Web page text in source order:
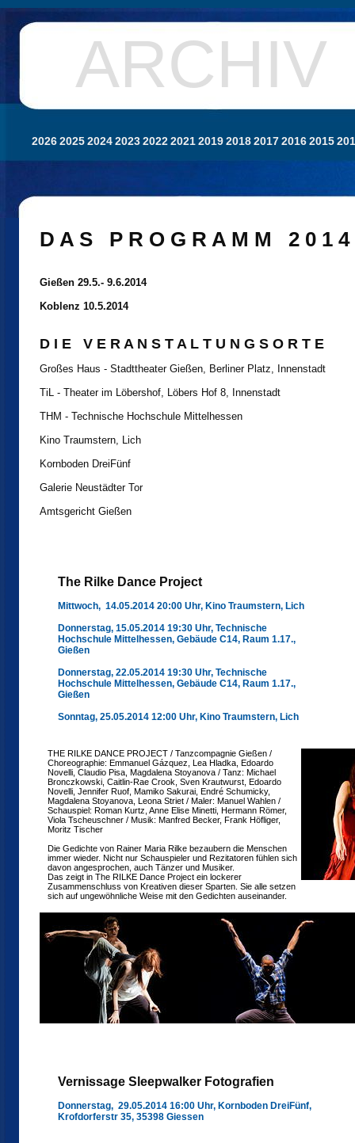
ARCHIV
20262025202420232022202120192018201720162015
D A S P R O G R A M M 2 0 1 4
Gießen 29.5.- 9.6.2014
Koblenz 10.5.2014
D I E V E R A N S T A L T U N G S O R T E
Großes Haus - Stadttheater Gießen, Berliner Platz, Innenstadt
TiL - Theater im Löbershof, Löbers Hof 8, Innenstadt
THM - Technische Hochschule Mittelhessen
Kino Traumstern, Lich
Kornboden DreiFünf
Galerie Neustädter Tor
Amtsgericht Gießen
The Rilke Dance Project
Mittwoch, 14.05.2014 20:00 Uhr, Kino Traumstern, Lich
Donnerstag, 15.05.2014 19:30 Uhr, Technische
Hochschule Mittelhessen, Gebäude C14, Raum 1.17.,
Gießen
Donnerstag, 22.05.2014 19:30 Uhr, Technische
Hochschule Mittelhessen, Gebäude C14, Raum 1.17.,
Gießen
Sonntag, 25.05.2014 12:00 Uhr, Kino Traumstern, Lich
THE RILKE DANCE PROJECT / Tanzcompagnie Gießen /
Choreographie: Emmanuel Gázquez, Lea Hladka, Edoardo
Novelli, Claudio Pisa, Magdalena Stoyanova / Tanz: Michael
Bronczkowski, Caitlin-Rae Crook, Sven Krautwurst, Edoardo
Novelli, Jennifer Ruof, Mamiko Sakurai, Endré Schumicky,
Magdalena Stoyanova, Leona Striet / Maler: Manuel Wahlen /
Schauspiel: Roman Kurtz, Anne Elise Minetti, Hermann Römer,
Viola Tscheuschner / Musik: Manfred Becker, Frank Höfliger,
Moritz Tischer
Die Gedichte von Rainer Maria Rilke bezaubern die Menschen
immer wieder. Nicht nur Schauspieler und Rezitatoren fühlen sich
davon angesprochen, auch Tänzer und Musiker.
Das zeigt in The RILKE Dance Project ein lockerer
Zusammenschluss von Kreativen dieser Sparten. Sie alle setzen
sich auf ungewöhnliche Weise mit den Gedichten auseinander.
Vernissage Sleepwalker Fotografien
Donnerstag, 29.05.2014 16:00 Uhr, Kornboden DreiFünf,
Krofdorferstr 35, 35398 Giessen